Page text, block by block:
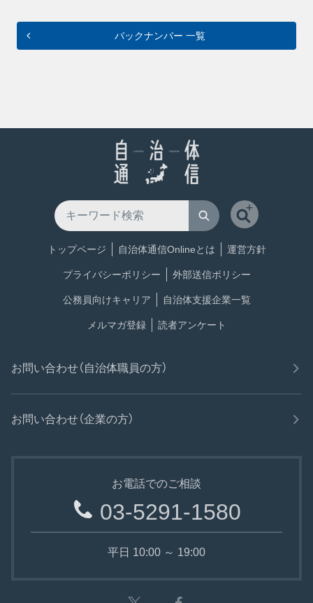
バックナンバー 一覧
トップページ 自治体通信Onlineとは 運営方針
プライバシーポリシー 外部送信ポリシー
公務員向けキャリア 自治体支援企業一覧
メルマガ登録 読者アンケート
お問い合わせ（自治体職員の方）
お問い合わせ（企業の方）
お電話でのご相談
03-5291-1580
平日 10:00 ～ 19:00